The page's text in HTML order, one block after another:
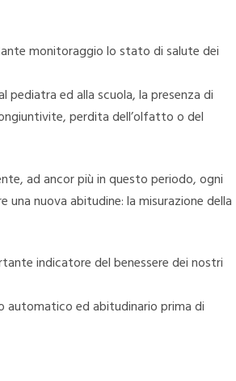
monitoraggio lo stato di salute dei
pediatra ed alla scuola, la presenza di
perdita dell’olfatto o del
ad ancor più in questo periodo, ogni
nuova abitudine: la misurazione della
indicatore del benessere dei nostri
automatico ed abitudinario prima di